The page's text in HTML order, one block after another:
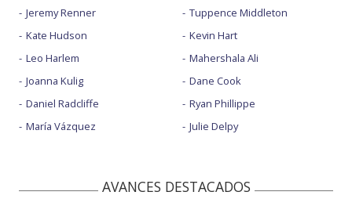
Jeremy Renner
Kate Hudson
Leo Harlem
Joanna Kulig
Daniel Radcliffe
María Vázquez
Tuppence Middleton
Kevin Hart
Mahershala Ali
Dane Cook
Ryan Phillippe
Julie Delpy
AVANCES DESTACADOS